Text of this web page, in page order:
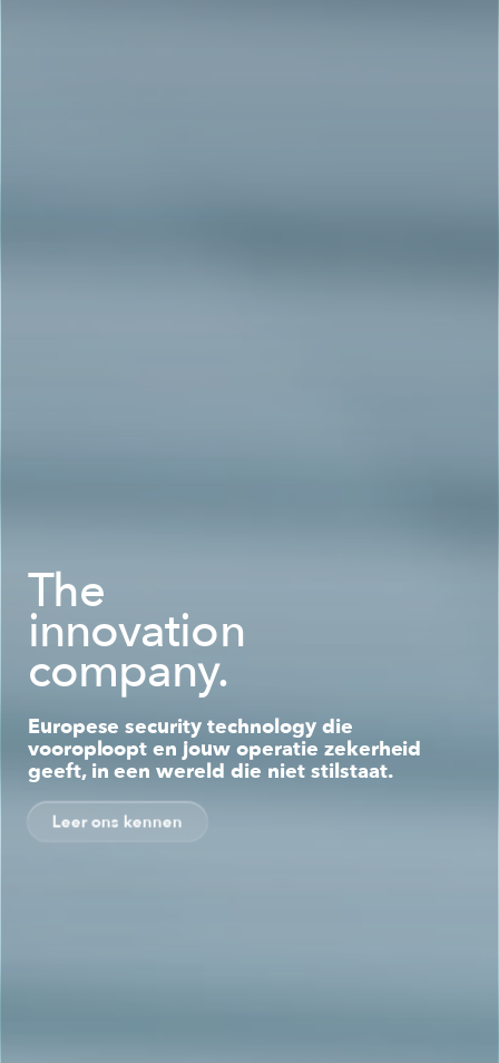
The
innovation
company.
Europese security technology die
vooroploopt en jouw operatie zekerheid
geeft, in een wereld die niet stilstaat.
Leer ons kennen